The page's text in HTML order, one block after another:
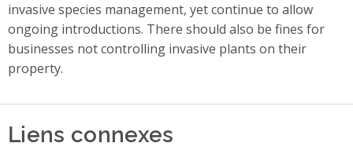
invasive species management, yet continue to allow
ongoing introductions. There should also be fines for
businesses not controlling invasive plants on their
property.
Liens connexes